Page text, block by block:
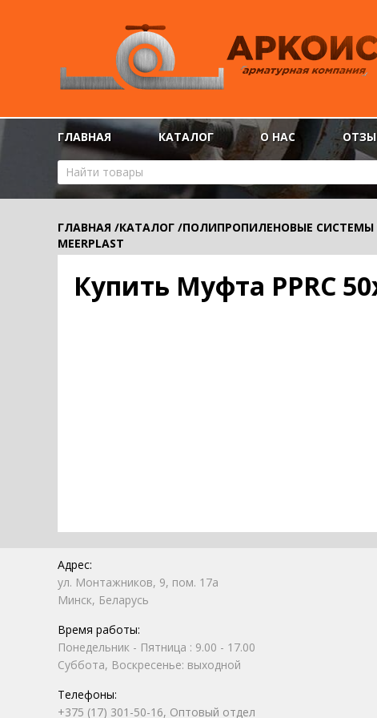
ГЛАВНАЯ КАТАЛОГ О НАС
ГЛАВНАЯ /КАТАЛОГ /ПОЛИПРОПИЛЕНОВЫЕ СИСТЕМЫ
MEERPLAST
Купить Муфта PPRC
Адрес:
ул. Монтажников, 9, пом. 17а
Минск, Беларусь
Время работы:
Понедельник - Пятница : 9.00 - 17.00
Суббота, Воскресенье: выходной
Телефоны:
+375 (17) 301-50-16, Оптовый отдел